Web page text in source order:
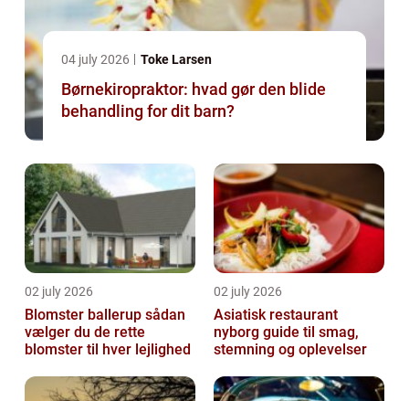
04 july 2026 Toke Larsen
Børnekiropraktor: hvad gør den blide
behandling for dit barn?
02 july 2026
Blomster ballerup sådan
vælger du de rette
blomster til hver lejlighed
02 july 2026
Asiatisk restaurant
nyborg guide til smag,
stemning og oplevelser